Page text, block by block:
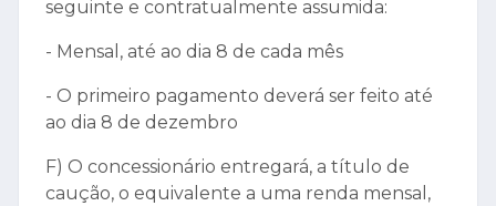
seguinte e contratualmente assumida:
- Mensal, até ao dia 8 de cada mês
- O primeiro pagamento deverá ser feito até
ao dia 8 de dezembro
F) O concessionário entregará, a título de
caução, o equivalente a uma renda mensal,